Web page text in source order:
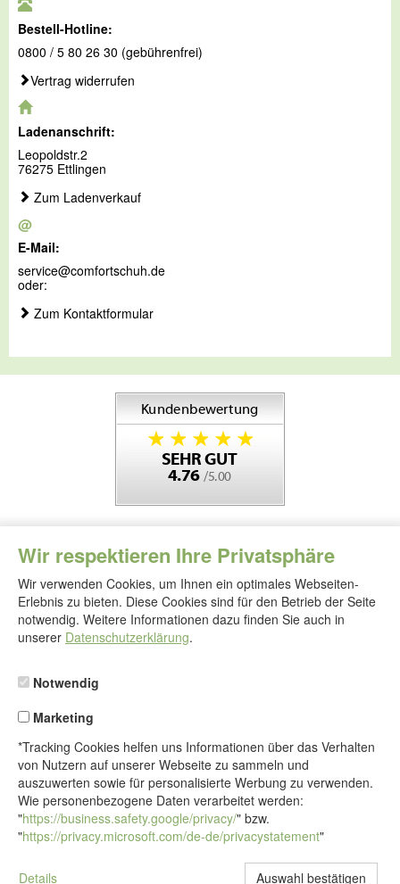
Wir respektieren Ihre Privatsphäre
Wir verwenden Cookies, um Ihnen ein optimales Webseiten-
Erlebnis zu bieten. Diese Cookies sind für den Betrieb der Seite
notwendig. Weitere Informationen dazu finden Sie auch in
unserer Datenschutzerklärung.
Notwendig
Marketing
*Tracking Cookies helfen uns Informationen über das Verhalten
von Nutzern auf unserer Webseite zu sammeln und
auszuwerten sowie für personalisierte Werbung zu verwenden.
Wie personenbezogene Daten verarbeitet werden:
"https://business.safety.google/privacy/" bzw.
"https://privacy.microsoft.com/de-de/privacystatement"
Details
Bestell-Hotline:
0800 / 5 80 26 30 (gebührenfrei)
Vertrag widerrufen
Ladenanschrift:
Leopoldstr.2
76275 Ettlingen
Zum Ladenverkauf
@
E-Mail:
service@comfortschuh.de
oder:
Zum Kontaktformular
Folgen